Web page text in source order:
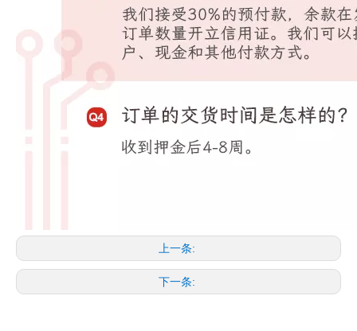
上一条:
下一条: